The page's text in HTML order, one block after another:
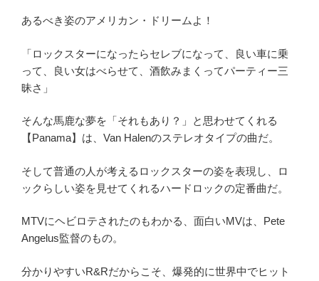
あるべき姿のアメリカン・ドリームよ！
「ロックスターになったらセレブになって、良い車に乗
って、良い女はべらせて、酒飲みまくってパーティー三
昧さ」
そんな馬鹿な夢を「それもあり？」と思わせてくれる
【Panama】は、Van Halenのステレオタイプの曲だ。
そして普通の人が考えるロックスターの姿を表現し、ロ
ックらしい姿を見せてくれるハードロックの定番曲だ。
MTVにヘビロテされたのもわかる、面白いMVは、Pete
Angelus監督のもの。
分かりやすいR&Rだからこそ、爆発的に世界中でヒット